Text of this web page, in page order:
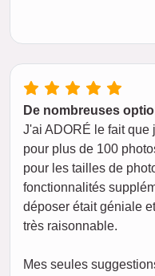
De nombreuses
J'ai ADORÉ le fait que
pour plus de 100
pour les tailles de
fonctionnalités
déposer était géniale
très raisonnable.
Mes seules